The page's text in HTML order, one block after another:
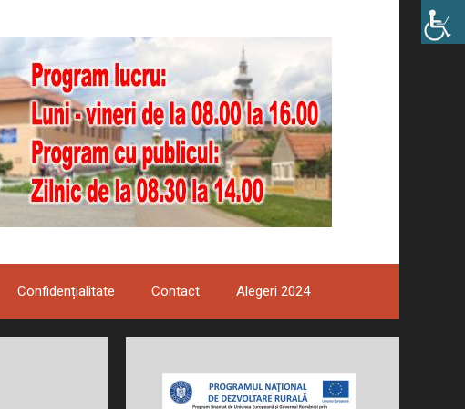
Confidențialitate Contact Alegeri 2024